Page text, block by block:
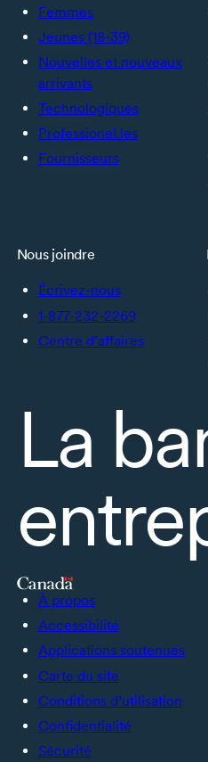
Femmes
Jeunes (18-39)
Nouvelles et nouveaux
arrivants
Technologiques
Professionel.les
Fournisseurs
Nous joindre
Écrivez-nous
1-877-232-2269
Centre d’affaires
La
À propos
Accessibilité
Applications soutenues
Carte du site
Conditions d’utilisation
Confidentialité
Sécurité